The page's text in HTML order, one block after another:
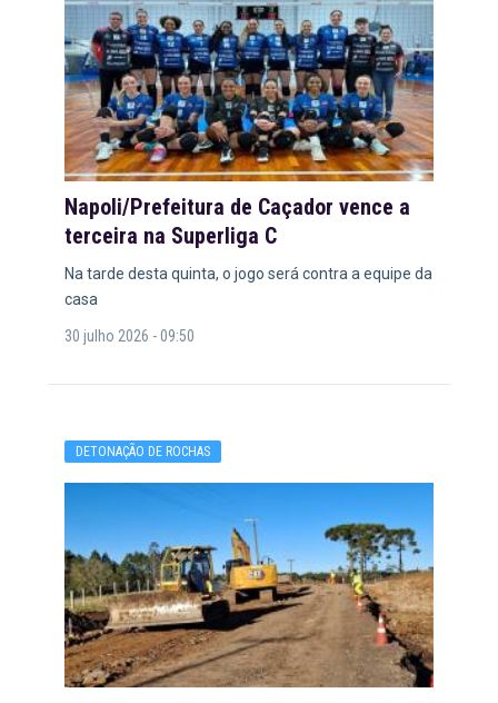
Napoli/Prefeitura de Caçador vence a
terceira na Superliga C
Na tarde desta quinta, o jogo será contra a equipe da
casa
30 julho 2026 - 09:50
DETONAÇÃO DE ROCHAS